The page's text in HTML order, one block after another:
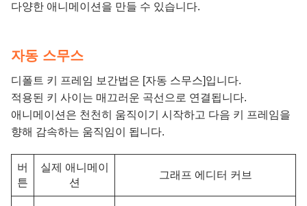
다양한 애니메이션을 만들 수 있습니다.
자동 스무스
디폴트 키 프레임 보간법은 [자동 스무스]입니다.
적용된 키 사이는 매끄러운 곡선으로 연결됩니다.
애니메이션은 천천히 움직이기 시작하고 다음 키 프레임을
향해 감속하는 움직임이 됩니다.
버
튼
실제 애니메이
션
그래프 에디터 커브